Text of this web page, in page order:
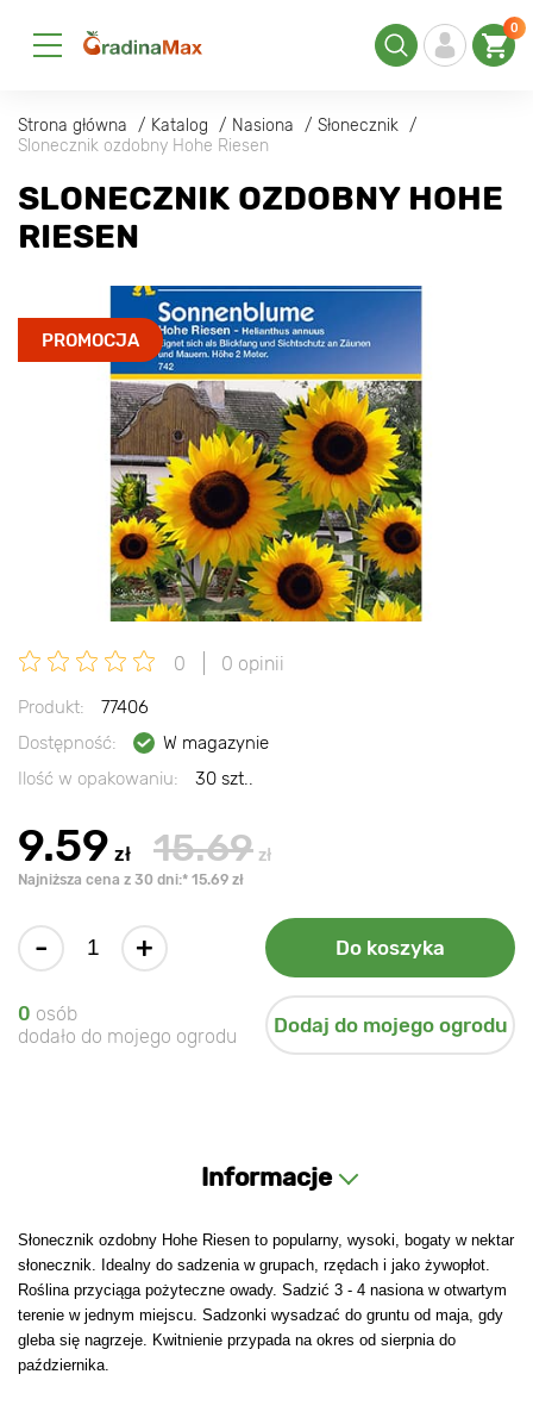
0
Strona główna Katalog Nasiona
Słonecznik
Slonecznik ozdobny Hohe Riesen
SLONECZNIK OZDOBNY HOHE
RIESEN
PROMOCJA
0 0 opinii
Produkt:
77406
Dostępność:
W magazynie
Ilość w opakowaniu:
30 szt..
9.59 zł 15.69 zł
Najniższa cena z 30 dni:* 15.69 zł
- + Do koszyka
0 osób
dodało do mojego ogrodu
Dodaj do mojego ogrodu
Informacje
Słonecznik ozdobny Hohe Riesen to popularny, wysoki, bogaty w nektar
słonecznik. Idealny do sadzenia w grupach, rzędach i jako żywopłot.
Roślina przyciąga pożyteczne owady. Sadzić 3 - 4 nasiona w otwartym
terenie w jednym miejscu. Sadzonki wysadzać do gruntu od maja, gdy
gleba się nagrzeje. Kwitnienie przypada na okres od sierpnia do
października.